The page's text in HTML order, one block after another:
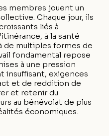
membres jouent un
Chaque jour, ils
liés à
à la santé
de multiples formes de
fondamental repose
à une pression
insuffisant, exigences
et de reddition de
et retenir du
au bénévolat de plus
économiques.